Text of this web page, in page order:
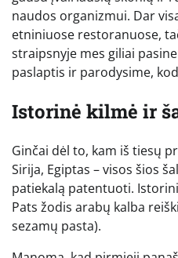
naudos organizmui. Dar
etniniuose restoranuose,
straipsnyje mes giliai
paslaptis ir parodysime,
Istorinė kilmė ir
Ginčai dėl to, kam iš tiesų
Sirija, Egiptas – visos šios
patiekalą patentuoti.
Pats žodis arabų kalba
sezamų pasta).